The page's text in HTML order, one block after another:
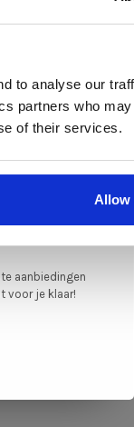
to analyse our
partners who
of their services.
Allow
van
voordelig
te stellen,
mag
aanbiedingen
voor je klaar!